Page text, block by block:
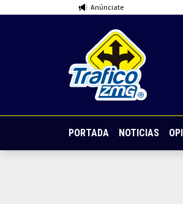
Anúnciate
PORTADA NOTICIAS